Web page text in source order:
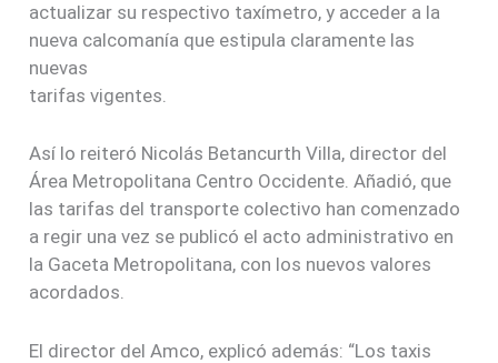
actualizar su respectivo taxímetro, y acceder a la
nueva calcomanía que estipula claramente las
nuevas
tarifas vigentes.
Así lo reiteró Nicolás Betancurth Villa, director del
Área Metropolitana Centro Occidente. Añadió, que
las tarifas del transporte colectivo han comenzado
a regir una vez se publicó el acto administrativo en
la Gaceta Metropolitana, con los nuevos valores
acordados.
El director del Amco, explicó además: “Los taxis